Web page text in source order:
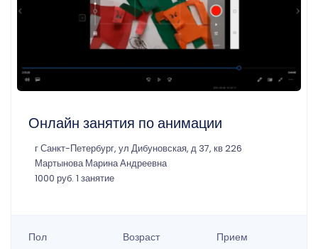
Онлайн занятия по анимации
г Санкт-Петербург, ул Дибуновская, д 37, кв 226
Мартынова Марина Андреевна
1000 руб. 1 занятие
Пол Возраст Прием